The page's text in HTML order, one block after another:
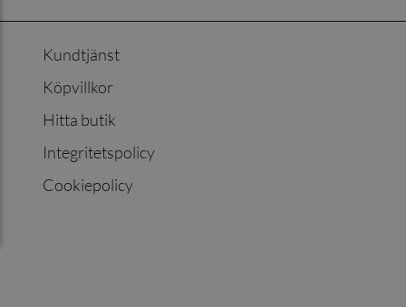
Kundtjänst
Köpvillkor
Hitta butik
Integritetspolicy
Cookiepolicy